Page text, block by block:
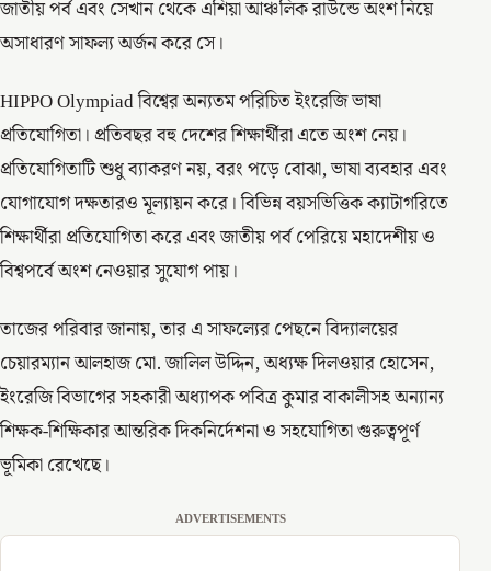
জাতীয় পর্ব এবং সেখান থেকে এশিয়া আঞ্চলিক রাউন্ডে অংশ নিয়ে
অসাধারণ সাফল্য অর্জন করে সে।
HIPPO Olympiad বিশ্বের অন্যতম পরিচিত ইংরেজি ভাষা
প্রতিযোগিতা। প্রতিবছর বহু দেশের শিক্ষার্থীরা এতে অংশ নেয়।
প্রতিযোগিতাটি শুধু ব্যাকরণ নয়, বরং পড়ে বোঝা, ভাষা ব্যবহার এবং
যোগাযোগ দক্ষতারও মূল্যায়ন করে। বিভিন্ন বয়সভিত্তিক ক্যাটাগরিতে
শিক্ষার্থীরা প্রতিযোগিতা করে এবং জাতীয় পর্ব পেরিয়ে মহাদেশীয় ও
বিশ্বপর্বে অংশ নেওয়ার সুযোগ পায়।
তাজের পরিবার জানায়, তার এ সাফল্যের পেছনে বিদ্যালয়ের
চেয়ারম্যান আলহাজ মো. জালিল উদ্দিন, অধ্যক্ষ দিলওয়ার হোসেন,
ইংরেজি বিভাগের সহকারী অধ্যাপক পবিত্র কুমার বাকালীসহ অন্যান্য
শিক্ষক-শিক্ষিকার আন্তরিক দিকনির্দেশনা ও সহযোগিতা গুরুত্বপূর্ণ
ভূমিকা রেখেছে।
ADVERTISEMENTS